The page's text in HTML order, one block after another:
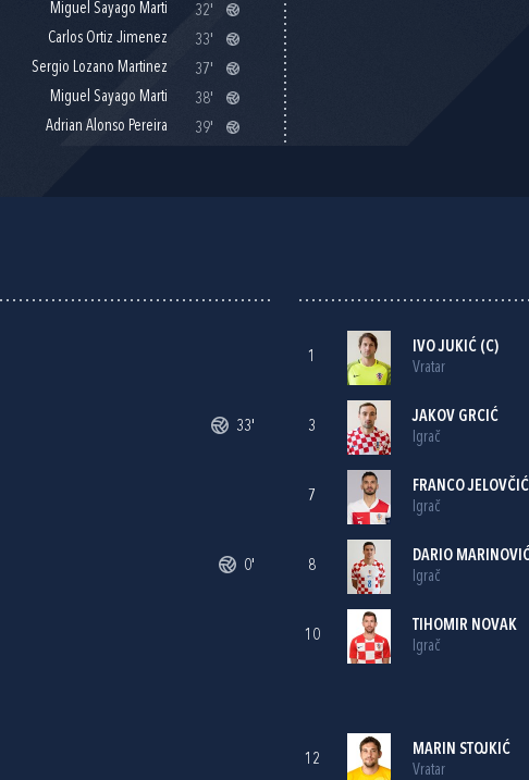
Miguel Sayago Marti
32'
Carlos Ortiz Jimenez
33'
Sergio Lozano Martinez
37'
Miguel Sayago Marti
38'
Adrian Alonso Pereira
39'
33'
0'
1
IVO JUKIĆ(C)
Vratar
3
JAKOV GRCIĆ
Igrač
7
FRANCO JELOVČIĆ
Igrač
8
DARIO
Igrač
10
TIHOMIR NOVAK
Igrač
12
MARIN STOJKIĆ
Vratar